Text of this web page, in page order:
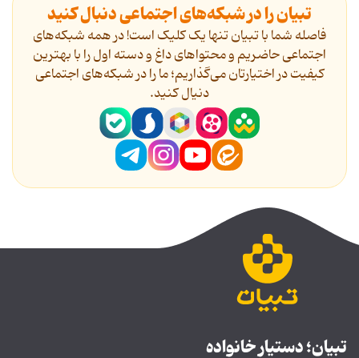
تبیان را در شبکه‌های اجتماعی دنبال کنید
فاصله شما با تبیان تنها یک کلیک است! در همه شبکه‌های
اجتماعی حاضریم و محتواهای داغ و دسته اول را با بهترین
کیفیت در اختیارتان می‌گذاریم؛ ما را در شبکه‌های اجتماعی
دنیال کنید.
تبیان؛ دستیار خانواده